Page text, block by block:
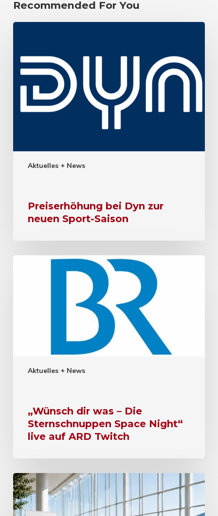
Recommended For You
Aktuelles + News
Preiserhöhung bei Dyn zur
neuen Sport-Saison
Aktuelles + News
„Wünsch dir was – Die
Sternschnuppen Space Night“
live auf ARD Twitch